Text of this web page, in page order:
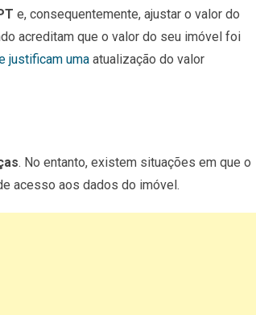
e, consequentemente, ajustar o valor do
acreditam que o valor do seu imóvel foi
justificam uma atualização do valor
. No entanto, existem situações em que o
acesso aos dados do imóvel.